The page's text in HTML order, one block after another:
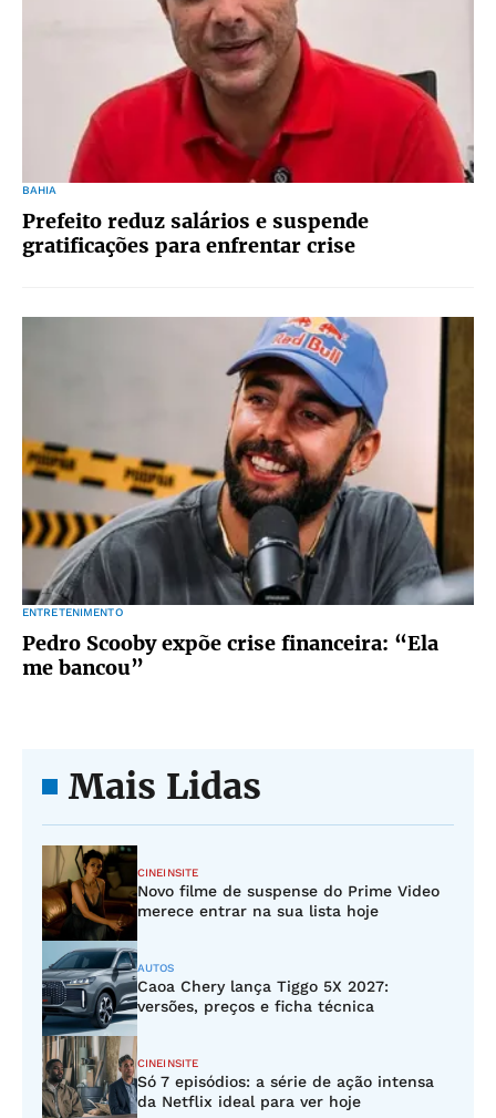
BAHIA
Prefeito reduz salários e suspende
gratificações para enfrentar crise
ENTRETENIMENTO
Pedro Scooby expõe crise financeira: “Ela
me bancou”
Mais Lidas
CINEINSITE
Novo filme de suspense do Prime Video
merece entrar na sua lista hoje
AUTOS
Caoa Chery lança Tiggo 5X 2027:
versões, preços e ficha técnica
CINEINSITE
Só 7 episódios: a série de ação intensa
da Netflix ideal para ver hoje